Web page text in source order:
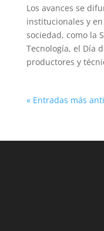
Los avances se
institucionales y
sociedad, como la
Tecnología, el Día
productores y
« Entradas más